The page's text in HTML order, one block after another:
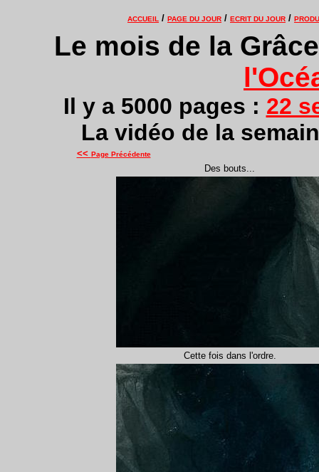
ACCUEIL / PAGE DU JOUR / ECRIT DU JOUR /
Le mois de la
Il y a 5000 pages : 22
La vidéo de la
<< Page Précédente
Des bouts...
Cette fois dans l'ordre.